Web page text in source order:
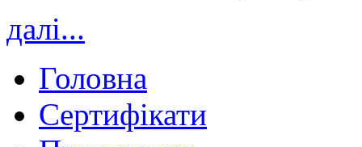
далі...
Головна
Сертифікати